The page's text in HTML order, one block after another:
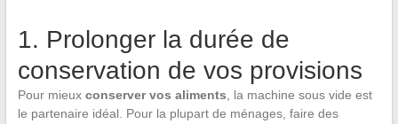
1. Prolonger la durée de
conservation de vos provisions
Pour mieux conserver vos aliments , la machine sous vide est
le partenaire idéal. Pour la plupart de ménages, faire des